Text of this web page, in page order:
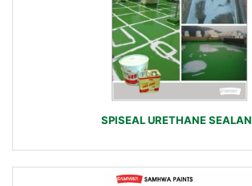
SPISEAL URETHANE